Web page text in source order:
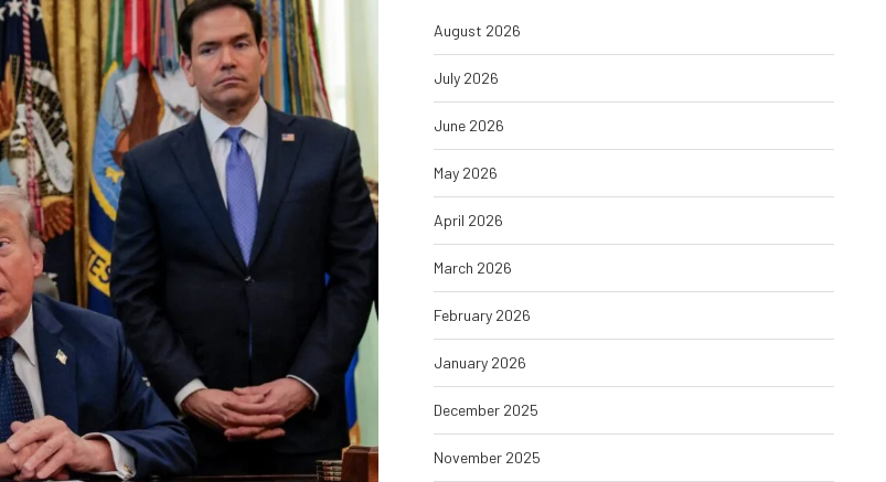
August 2026
July 2026
June 2026
May 2026
April 2026
March 2026
February 2026
January 2026
December 2025
November 2025